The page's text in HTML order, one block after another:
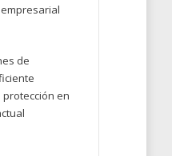
de
en